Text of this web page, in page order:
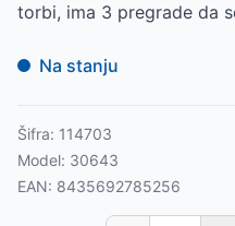
torbi, ima 3 pregrade da
Na stanju
Šifra: 114703
Model: 30643
EAN: 8435692785256